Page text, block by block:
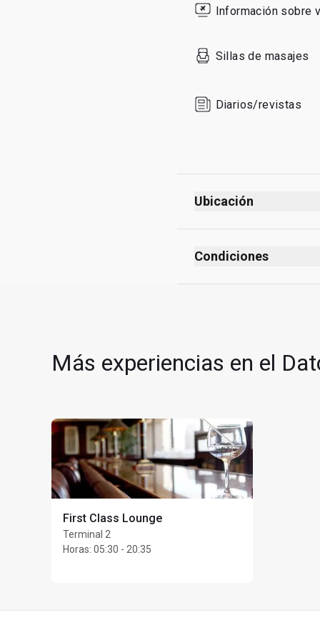
SundayInformación sobre
Sillas de masajes
Diarios/revistas
Ubicación
Salidas
Antes de los
Condiciones
Prohibido fumar
Permanencia máxima:
Más experiencias en el
First Class Lounge
Terminal 2
Horas: 05:30 - 20:35